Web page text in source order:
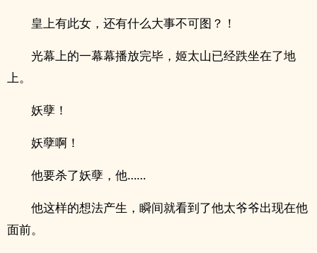
皇上有此女，还有什么大事不可图？！
光幕上的一幕幕播放完毕，姬太山已经跌坐在了地
上。
妖孽！
妖孽啊！
他要杀了妖孽，他……
他这样的想法产生，瞬间就看到了他太爷爷出现在他
面前。